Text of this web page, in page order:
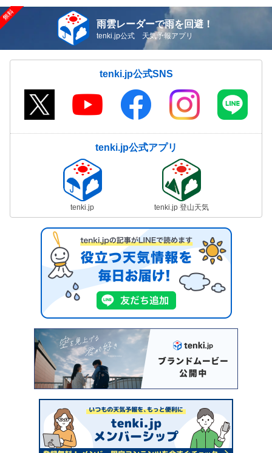
雨雲レーダーで雨を回避！
tenki.jp公式 天気予報アプリ
tenki.jp公式SNS
tenki.jp公式アプリ
tenki.jp tenki.jp 登山天気